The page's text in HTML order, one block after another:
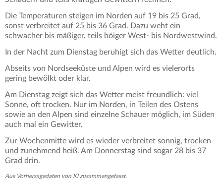
Die Temperaturen steigen im Norden auf 19 bis 25 Grad,
sonst verbreitet auf 25 bis 36 Grad. Dazu weht ein
schwacher bis mäßiger, teils böiger West- bis Nordwestwind.
In der Nacht zum Dienstag beruhigt sich das Wetter deutlich.
Abseits von Nordseeküste und Alpen wird es vielerorts
gering bewölkt oder klar.
Am Dienstag zeigt sich das Wetter meist freundlich: viel
Sonne, oft trocken. Nur im Norden, in Teilen des Ostens
sowie an den Alpen sind einzelne Schauer möglich, im Süden
auch mal ein Gewitter.
Zur Wochenmitte wird es wieder verbreitet sonnig, trocken
und zunehmend heiß. Am Donnerstag sind sogar 28 bis 37
Grad drin.
Aus Vorhersagedaten von KI zusammengefasst.